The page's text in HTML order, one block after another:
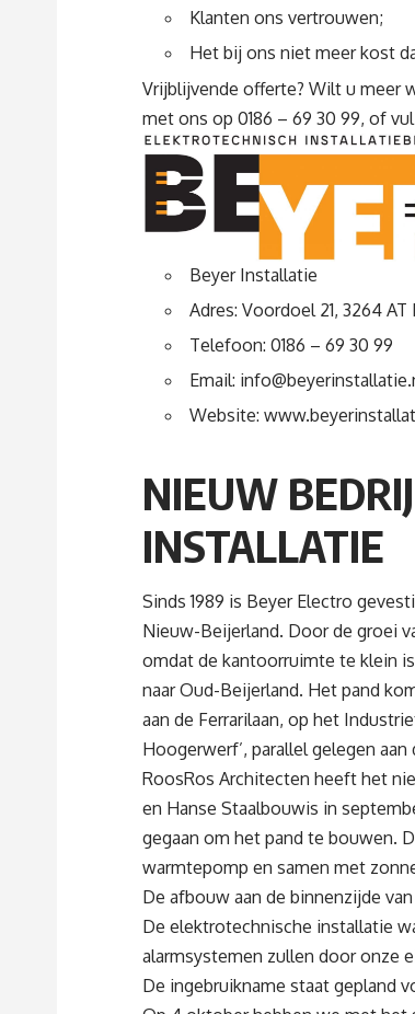
Klanten ons vertrouwen;
Het bij ons niet meer kost
Vrijblijvende offerte? Wilt u meer
met ons op 0186 – 69 30 99, of
Beyer Installatie
Adres: Voordoel 21, 3264
Telefoon: 0186 – 69 30 99
Email:
Website:
NIEUW
INSTALLATIE
Sinds 1989 is Beyer Electro
Nieuw-Beijerland. Door de groei
omdat de kantoorruimte te klein
naar Oud-Beijerland. Het pand
aan de Ferrarilaan, op het
Hoogerwerf’, parallel gelegen
RoosRos Architecten heeft het
en Hanse Staalbouwis in
gegaan om het pand te bouwen.
warmtepomp en samen met
De afbouw aan de binnenzijde
De elektrotechnische installatie
alarmsystemen zullen door onze
De ingebruikname staat gepland